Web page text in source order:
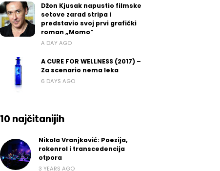
Džon Kjusak napustio filmske
setove zarad stripa i
predstavio svoj prvi grafički
roman „Momo“
A DAY AGO
A CURE FOR WELLNESS (2017) –
Za scenario nema leka
6 DAYS AGO
10 najčitanijih
Nikola Vranjković: Poezija,
rokenrol i transcedencija
otpora
3 YEARS AGO